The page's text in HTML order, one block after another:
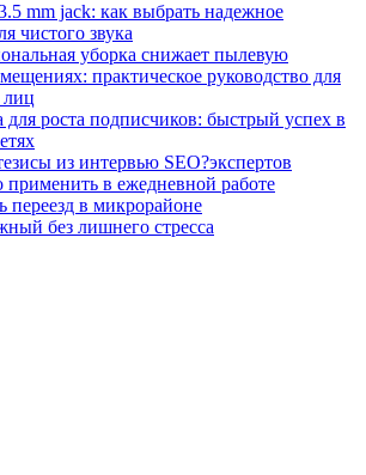
mm jack: как выбрать надежное
чистого звука
уборка снижает пылевую
практическое руководство для
роста подписчиков: быстрый успех в
из интервью SEO?экспертов
применить в ежедневной работе
переезд в микрорайоне
без лишнего стресса